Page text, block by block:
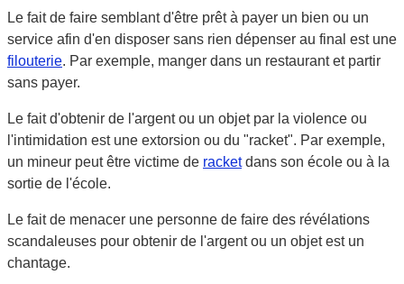
Le fait de faire semblant d'être prêt à payer un bien ou un
service afin d'en disposer sans rien dépenser au final est une
filouterie. Par exemple, manger dans un restaurant et partir
sans payer.
Le fait d'obtenir de l'argent ou un objet par la violence ou
l'intimidation est une extorsion ou du "racket". Par exemple,
un mineur peut être victime de racketdans son école ou à la
sortie de l'école.
Le fait de menacer une personne de faire des révélations
scandaleuses pour obtenir de l'argent ou un objet est un
chantage.